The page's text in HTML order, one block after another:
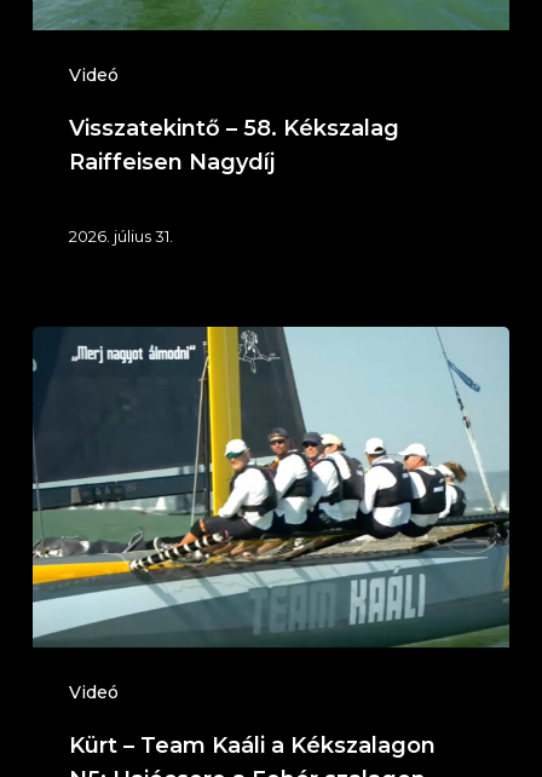
Videó
Visszatekintő – 58. Kékszalag
Raiffeisen Nagydíj
2026. július 31.
Videó
Kürt
Team
Kaáli
a
Kékszalagon
N5:
Hajócsere
a
Fehér
szalagon
(Telekom
Kürt – Team Kaáli a Kékszalagon